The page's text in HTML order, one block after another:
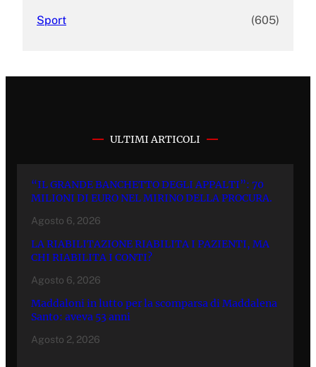
Sport (605)
ULTIMI ARTICOLI
“IL GRANDE BANCHETTO DEGLI APPALTI”: 70
MILIONI DI EURO NEL MIRINO DELLA PROCURA.
Agosto 6, 2026
LA RIABILITAZIONE RIABILITA I PAZIENTI, MA
CHI RIABILITA I CONTI?
Agosto 6, 2026
Maddaloni in lutto per la scomparsa di Maddalena
Santo: aveva 53 anni
Agosto 2, 2026